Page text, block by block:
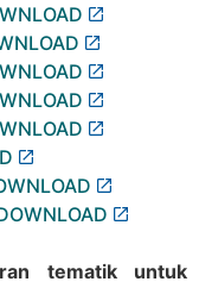
tematik untuk